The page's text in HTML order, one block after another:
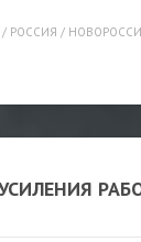
/ РОССИЯ /